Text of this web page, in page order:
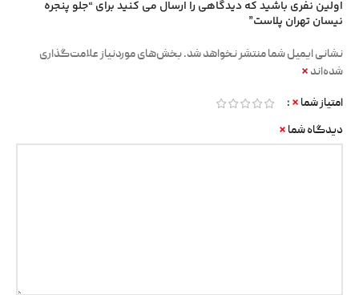
اولین نفری باشید که دیدگاهی را ارسال می کنید برای “جلو پنجره
نیسان تهران پلاست”
نشانی ایمیل شما منتشر نخواهد شد.بخش‌های موردنیاز علامت‌گذاری
شده‌اند *
امتیاز شما *
دیدگاه شما *